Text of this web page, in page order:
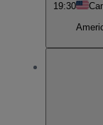
19:30